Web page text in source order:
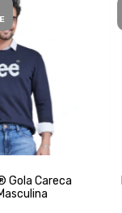
Gola Careca